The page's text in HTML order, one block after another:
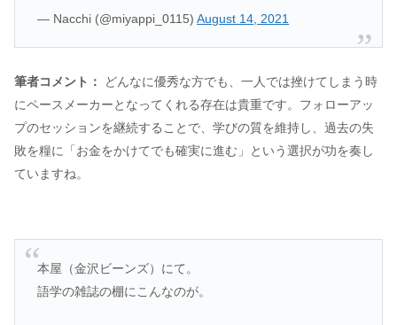
— Nacchi (@miyappi_0115)August 14, 2021
筆者コメント：
どんなに優秀な方でも、一人では挫けてしまう時
にペースメーカーとなってくれる存在は貴重です。フォローアッ
プのセッションを継続することで、学びの質を維持し、過去の失
敗を糧に「お金をかけてでも確実に進む」という選択が功を奏し
ていますね。
本屋（金沢ビーンズ）にて。
語学の雑誌の棚にこんなのが。